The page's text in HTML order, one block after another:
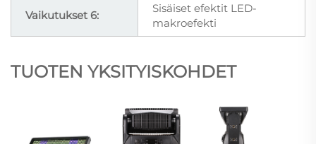
Vaikutukset 6:
Sisäiset efektit LED-
makroefekti
TUOTEN YKSITYISKOHDET